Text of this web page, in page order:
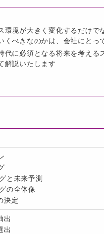
環境が大きく変化するだけ
くべきなのかは、会社にと
代に必須となる将来を考え
解説いたします
と未来予測
の全体像
決定
出
出